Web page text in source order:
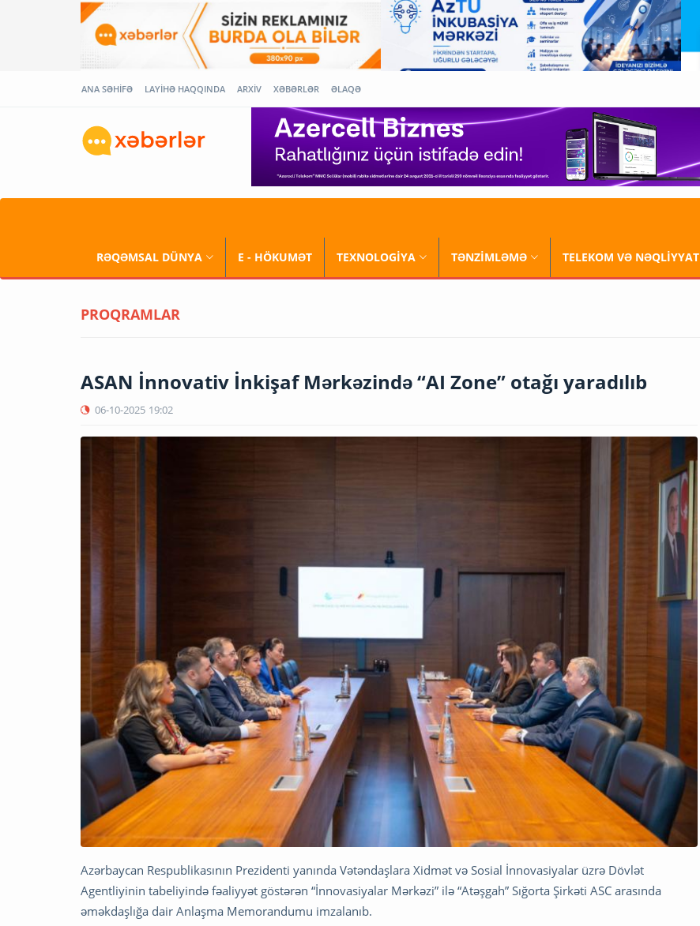
ANA SƏHİFƏ LAYİHƏ HAQQINDA ARXİV XƏBƏRLƏR ƏLAQƏ
RƏQƏMSAL DÜNYA E - HÖKUMƏT TEXNOLOGİYA TƏNZİMLƏMƏ TELEKOM VƏ NƏQLİYYAT
PROQRAMLAR
ASAN İnnovativ İnkişaf Mərkəzində “AI Zone” otağı yaradılıb
06-10-2025 19:02
Azərbaycan Respublikasının Prezidenti yanında Vətəndaşlara Xidmət və Sosial İnnovasiyalar üzrə Dövlət
Agentliyinin tabeliyində fəaliyyət göstərən “İnnovasiyalar Mərkəzi” ilə “Atəşgah” Sığorta Şirkəti ASC arasında
əməkdaşlığa dair Anlaşma Memorandumu imzalanıb.